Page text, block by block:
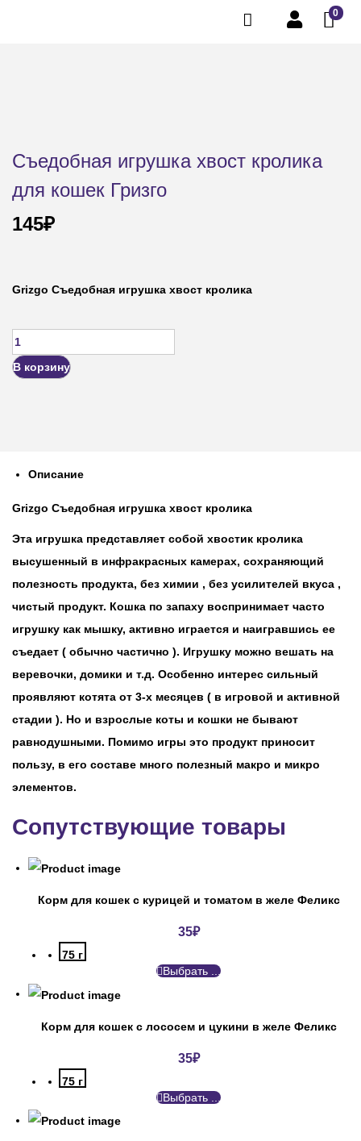
0
Съедобная игрушка хвост кролика
для кошек Гризго
145₽
Grizgo Съедобная игрушка хвост кролика
В корзину
Описание
Grizgo Съедобная игрушка хвост кролика
Эта игрушка представляет собой хвостик кролика
высушенный в инфракрасных камерах, сохраняющий
полезность продукта, без химии , без усилителей вкуса ,
чистый продукт. Кошка по запаху воспринимает часто
игрушку как мышку, активно играется и наигравшись ее
съедает ( обычно частично ). Игрушку можно вешать на
веревочки, домики и т.д. Особенно интерес сильный
проявляют котята от 3-х месяцев ( в игровой и активной
стадии ). Но и взрослые коты и кошки не бывают
равнодушными. Помимо игры это продукт приносит
пользу, в его составе много полезный макро и микро
элементов.
Сопутствующие товары
Корм для кошек с курицей и томатом в желе Феликс
35₽
75 г
Выбрать ...
Корм для кошек с лососем и цукини в желе Феликс
35₽
75 г
Выбрать ...